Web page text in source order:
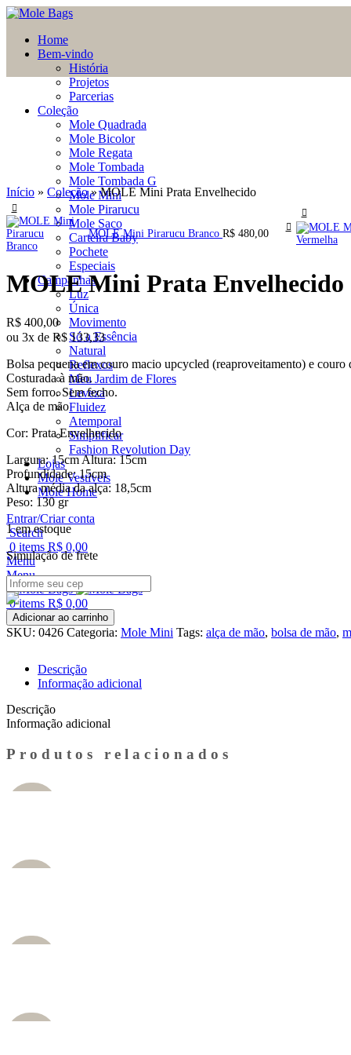
Home
Bem-vindo
História
Projetos
Parcerias
Coleção
Mole Quadrada
Mole Bicolor
Mole Regata
Mole Tombada
Mole Tombada G
Mole Mini
Mole Pirarucu
Mole Saco
Carteira Baby
Pochete
Especiais
Campanhas
Luz
Única
Movimento
Só a Essência
Natural
Reflexos
Meu Jardim de Flores
Leveza
Fluidez
Atemporal
Simplificar
Fashion Revolution Day
Lojas
Mole Vestíveis
Mole Home
Entrar/Criar conta
Search
0 items R$ 0,00
Menu
Menu
0items R$ 0,00
Clique para Zoom
Início » Coleção»MOLE Mini Prata Envelhecido
MOLE Mini Pirarucu Branco R$ 480,00
MOLE Mini Prata Envelhecido
R$ 400,00
ou 3x de R$133,33
Bolsa pequena em couro macio upcycled (reaproveitamento) e
Costurada à mão.
Sem forro. Sem fecho.
Alça de mão
Cor: Prata Envelhecido
Largura: 15cm Altura: 15cm
Profundidade: 15cm
Altura média da alça: 18,5cm
Peso: 130 gr
1 em estoque
Simulação de frete
MOLE
Mini
quantidade
Adicionar ao carrinho
SKU: 0426 Categoria: Mole Mini Tags: alça de mão, bolsa de mão,
Descrição
Informação adicional
Descrição
Informação adicional
Produtos relacionados
INDI
INDI